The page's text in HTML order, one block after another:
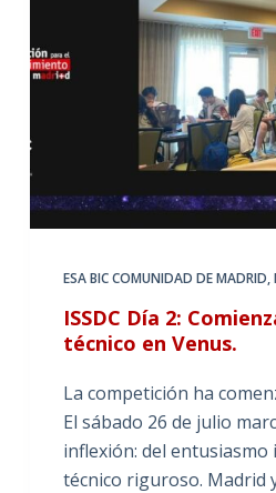
ESA BIC COMUNIDAD DE MADRID,
ISSDC Día 2:
técnico en Venus.
La competición ha
El sábado 26 de julio
inflexión: del entusiasmo
técnico riguroso. Madrid